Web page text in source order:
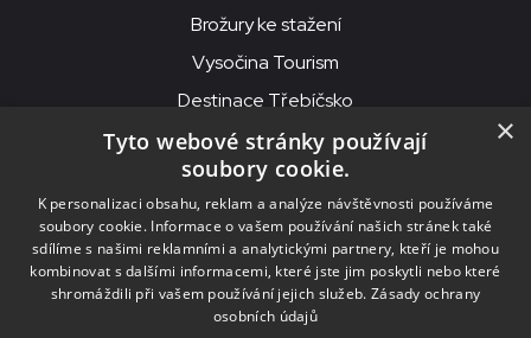
Brožury ke stažení
Vysočina Tourism
Destinace Třebíčsko
© 2026MKS Beseda Mor. Budějovice
MKS Beseda, příspěvková organizace, Purcnerova 62, 676 02
Moravské Budějovice
IČO: 00091758, DIČ: CZ00091758, ID datové schránky: chjn2kd
×
Tyto webové stránky používají
soubory cookie.
K personalizaci obsahu, reklam a analýze návštěvnosti používáme
soubory cookie. Informace o vašem používání našich stránek také
sdílíme s našimi reklamními a analytickými partnery, kteří je mohou
kombinovat s dalšími informacemi, které jste jim poskytli nebo které
shromáždili při vašem používání jejich služeb. Zásady ochrany
osobních údajů